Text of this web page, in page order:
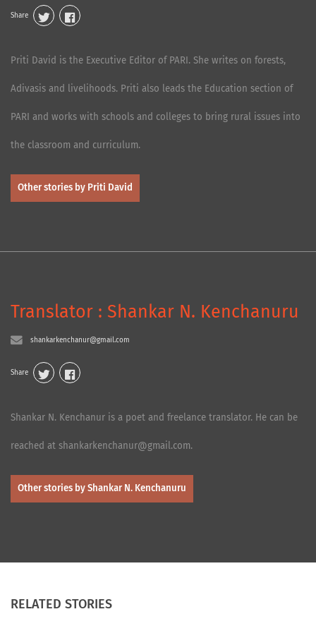
Share
Priti David is the Executive Editor of PARI. She writes on forests,
Adivasis and livelihoods. Priti also leads the Education section of
PARI and works with schools and colleges to bring rural issues into
the classroom and curriculum.
Other stories by Priti David
Translator : Shankar N. Kenchanuru
shankarkenchanur@gmail.com
Share
Shankar N. Kenchanur is a poet and freelance translator. He can be
reached at shankarkenchanur@gmail.com.
Other stories by Shankar N. Kenchanuru
RELATED STORIES